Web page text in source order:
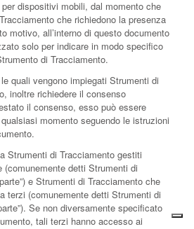
dispositivi mobili, dal momento che
che richiedono la presenza
motivo, all’interno di questo documento
solo per indicare in modo specifico
di Tracciamento.
quali vengono impiegati Strumenti di
inoltre richiedere il consenso
il consenso, esso può essere
momento seguendo le istruzioni
Strumenti di Tracciamento gestiti
(comunemente detti Strumenti di
e Strumenti di Tracciamento che
terzi (comunemente detti Strumenti di
Se non diversamente specificato
tali terzi hanno accesso ai